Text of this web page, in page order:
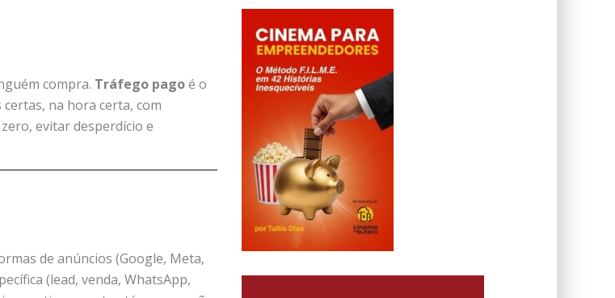
compra. Tráfego pagoé o
na hora certa, com
evitar desperdício e
de anúncios (Google, Meta,
(lead, venda, WhatsApp,